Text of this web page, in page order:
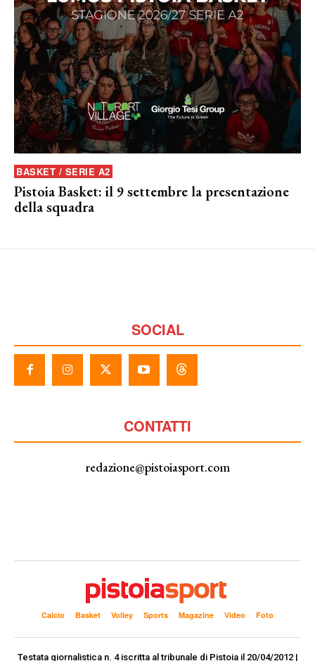
BASKET / SERIE A2
Pistoia Basket: il 9 settembre la presentazione
della squadra
SOCIAL
CONTATTI
redazione@pistoiasport.com
Calcio Basket Volley Sports Magazine Video Foto
Testata giornalistica n. 4 iscritta al tribunale di Pistoia il 20/04/2012 |